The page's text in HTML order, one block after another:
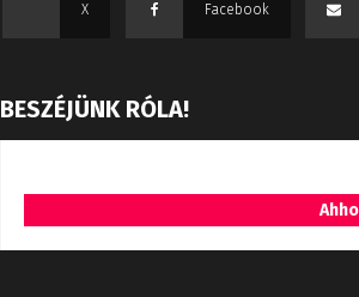
X Facebook
BESZÉJÜNK RÓLA!